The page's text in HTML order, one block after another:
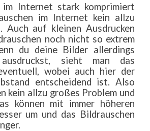
Internet stark komprimiert
im Internet kein allzu
Auch auf kleinen Ausdrucken
noch nicht so extrem
du deine Bilder allerdings
sieht man das
wobei auch hier der
entscheidend ist. Also
kein allzu großes Problem und
können mit immer höheren
um und das Bildrauschen